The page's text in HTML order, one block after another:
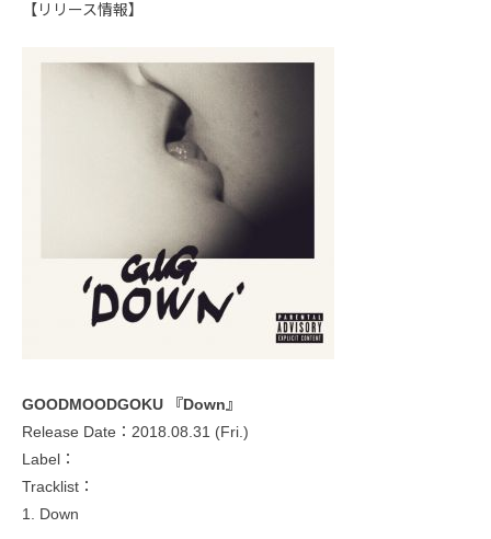
【リリース情報】
GOODMOODGOKU 『Down』
Release Date：2018.08.31 (Fri.)
Label：
Tracklist：
1. Down